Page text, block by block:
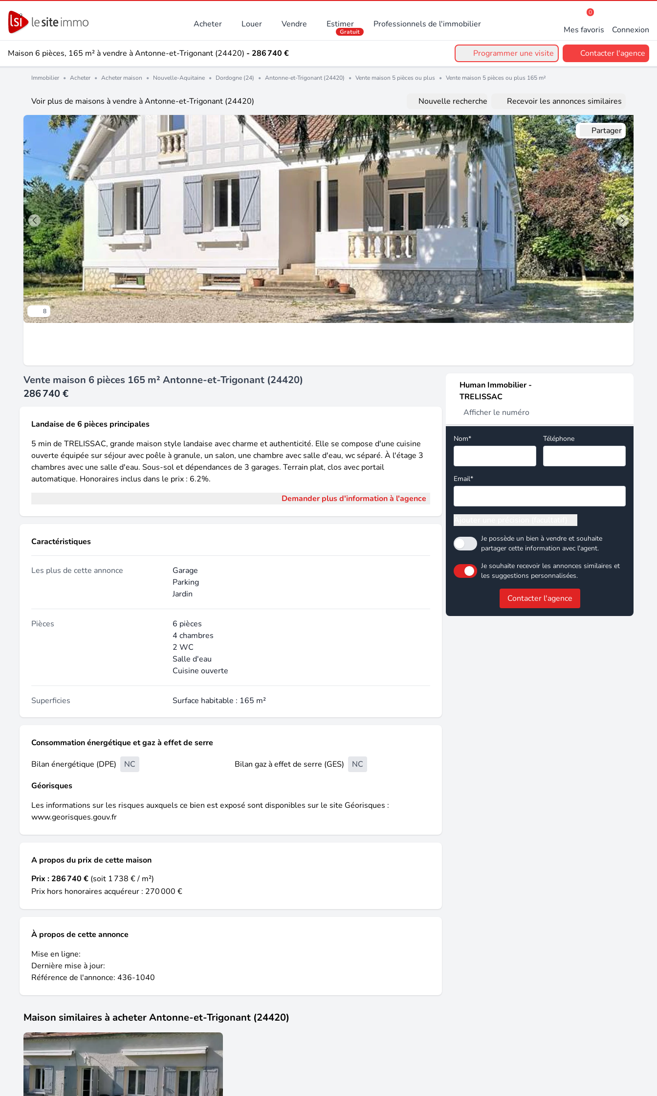
Acheter Louer Vendre Estimer
Gratuit
Professionnels de l'immobilier
0
Mes favoris Connexion
Maison 6 pièces, 165 m² à vendre à Antonne-et-Trigonant (24420) - 286 740 € Programmer une visite Contacter l'agence
Immobilier • Acheter • Acheter maison • Nouvelle-Aquitaine • Dordogne (24) • Antonne-et-Trigonant (24420) • Vente maison 5 pièces ou plus • Vente maison 5 pièces ou plus 165 m²
Voir plus de maisons à vendre à Antonne-et-Trigonant (24420) Nouvelle recherche Recevoir les annonces similaires
8
Partager
Vente maison 6 pièces 165 m² Antonne-et-Trigonant (24420)
286 740 €
Landaise de 6 pièces principales
5 min de TRELISSAC, grande maison style landaise avec charme et authenticité. Elle se compose d'une cuisine
ouverte équipée sur séjour avec poêle à granule, un salon, une chambre avec salle d'eau, wc séparé. À l'étage 3
chambres avec une salle d'eau. Sous-sol et dépendances de 3 garages. Terrain plat, clos avec portail
automatique. Honoraires inclus dans le prix : 6.2%.
Demander plus d'information à l'agence
Caractéristiques
Les plus de cette annonce
Garage
Parking
Jardin
Pièces
6 pièces
4 chambres
2 WC
Salle d'eau
Cuisine ouverte
Superficies Surface habitable : 165 m²
Consommation énergétique et gaz à effet de serre
Bilan énergétique (DPE)
NC Bilan gaz à effet de serre (GES)
NC
Géorisques
Les informations sur les risques auxquels ce bien est exposé sont disponibles sur le site Géorisques :
www.georisques.gouv.fr
A propos du prix de cette maison
Prix : 286 740 € (soit 1 738 € / m²)
Prix hors honoraires acquéreur : 270 000 €
À propos de cette annonce
Mise en ligne:
Dernière mise à jour:
Référence de l'annonce: 436-1040
Human Immobilier -
TRELISSAC
Afficher le numéro
Nom* Téléphone
Email*
Je possède un bien à vendre et souhaite
partager cette information avec l'agent.
Je souhaite recevoir les annonces similaires et
les suggestions personnalisées.
Contacter l'agence
Maison similaires à acheter Antonne-et-Trigonant (24420)